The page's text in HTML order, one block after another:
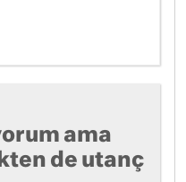
ama
de utanç